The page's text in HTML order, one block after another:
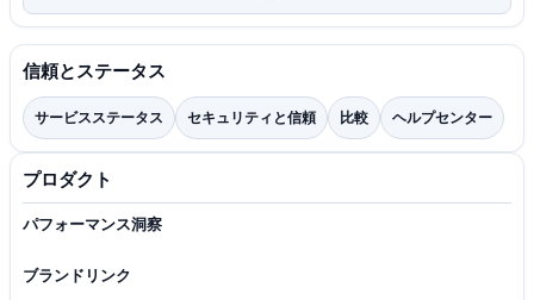
信頼とステータス
サービスステータス セキュリティと信頼 比較 ヘルプセンター
プロダクト
パフォーマンス洞察
ブランドリンク